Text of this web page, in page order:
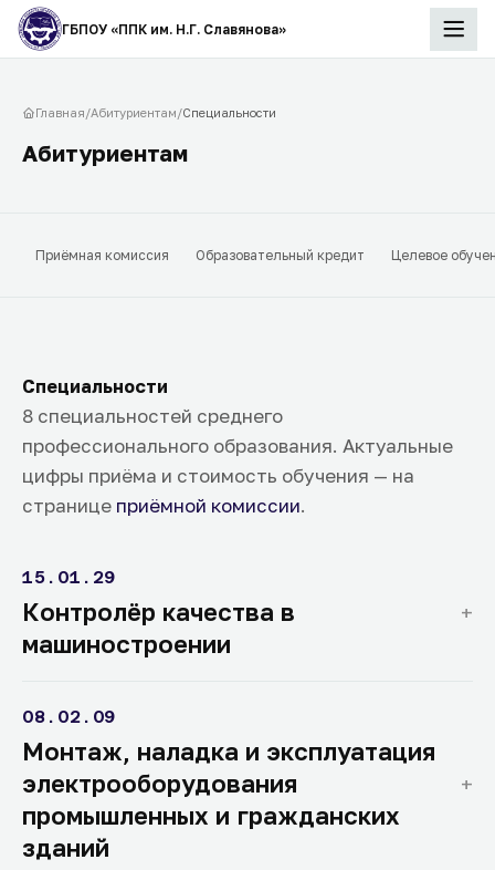
ГБПОУ «ППК им. Н.Г. Славянова»
Главная/Абитуриентам/Специальности
Абитуриентам
Приёмная комиссия Образовательный кредит Целевое
Специальности
8 специальностей среднего
профессионального образования. Актуальные
цифры приёма и стоимость обучения — на
странице приёмной комиссии.
15.01.29
Контролёр качества в
машиностроении
08.02.09
Монтаж, наладка и эксплуатация
электрооборудования
промышленных и гражданских
зданий